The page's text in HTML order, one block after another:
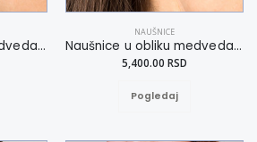
Naušnice u obliku medveda zlatne boje
NAUŠNICE
Naušnice u obliku medveda srebrne boje
5,400.00 RSD
Pogledaj